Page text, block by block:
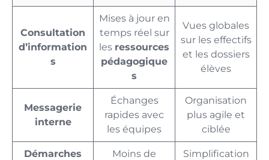
Consultation
d’information
s
Mises à jour en
temps réel sur
les ressources
pédagogique
s
Vues globales
sur les effectifs
et les dossiers
élèves
Messagerie
interne
Échanges
rapides avec
les équipes
Organisation
plus agile et
ciblée
Démarches
Moins de
Simplification